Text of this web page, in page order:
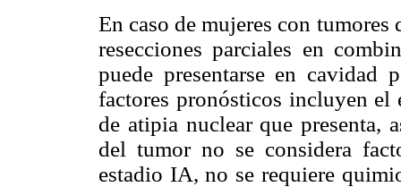
En caso de mujeres con tumores
resecciones parciales en
puede presentarse en cavidad
factores pronósticos incluyen
de atipia nuclear que presenta,
del tumor no se considera
estadio IA, no se requiere